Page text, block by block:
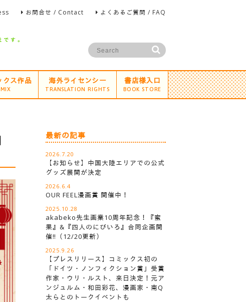
お問合せ / Contact よくあるご質問 / FAQ
クス作品 海外ライセンシー
TRANSLATION RIGHTS
書店様入口
BOOK STORE
最新の記事
2026.7.20
【お知らせ】中国大陸エリアでの公式
グッズ展開が決定
2026.6.4
OUR FEEL漫画賞 開催中！
2025.10.28
akabeko先生画業10周年記念！『蜜
果』&『四人のにびいろ』合同企画開
催‼︎（12/20更新）
2025.9.26
【プレスリリース】コミックス初の
「ドイツ・ノンフィクション賞」受賞
作家・ウリ・ルスト、来日決定！元ア
ンジュルム・和田彩花、漫画家・南Q
太らとのトークイベントも